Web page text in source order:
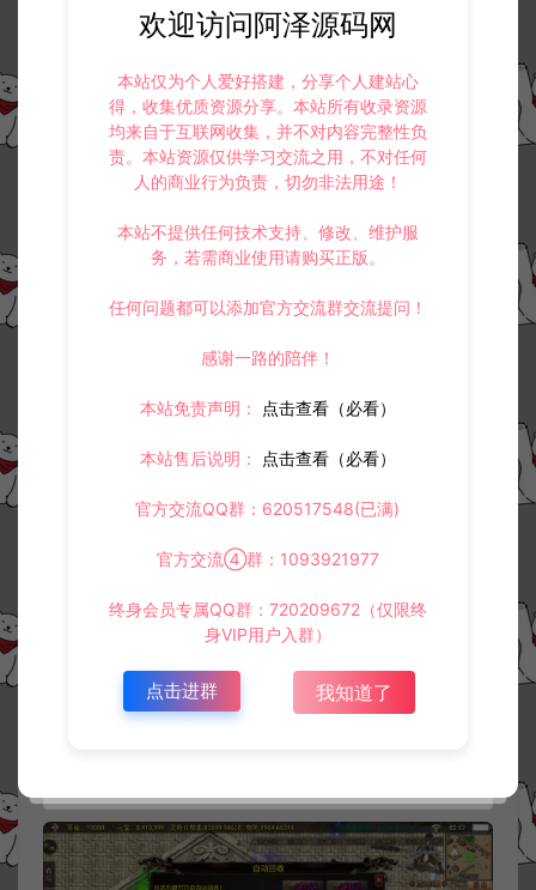
欢迎访问阿泽源码网
本站仅为个人爱好搭建，分享个人建站心
得，收集优质资源分享。本站所有收录资源
均来自于互联网收集，并不对内容完整性负
责。本站资源仅供学习交流之用，不对任何
人的商业行为负责，切勿非法用途！
本站不提供任何技术支持、修改、维护服
务，若需商业使用请购买正版。
任何问题都可以添加官方交流群交流提问！
感谢一路的陪伴！
本站免责声明： 点击查看（必看）
本站售后说明： 点击查看（必看）
官方交流QQ群：620517548(已满)
官方交流④群：1093921977
终身会员专属QQ群：720209672（仅限终
身VIP用户入群）
点击进群 我知道了